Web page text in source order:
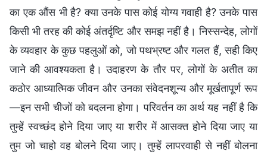
का एक औंस भी है? क्या उनके पास कोई योग्य गवाही है? उनके पास
किसी भी तरह की कोई अंतर्दृष्टि और समझ नहीं है। निस्सन्देह, लोगों
के व्यवहार के कुछ पहलुओं को, जो पथभ्रष्ट और गलत हैं, सही किए
जाने की आवश्यकता है। उदाहरण के तौर पर, लोगों के अतीत का
कठोर आध्यात्मिक जीवन और उनका संवेदनशून्य और मूर्खतापूर्ण रूप
—इन सभी चीजों को बदलना होगा। परिवर्तन का अर्थ यह नहीं है कि
तुम्हें स्वच्छंद होने दिया जाए या शरीर में आसक्त होने दिया जाए या
तुम जो चाहो वह बोलने दिया जाए। तुम्हें लापरवाही से नहीं बोलना